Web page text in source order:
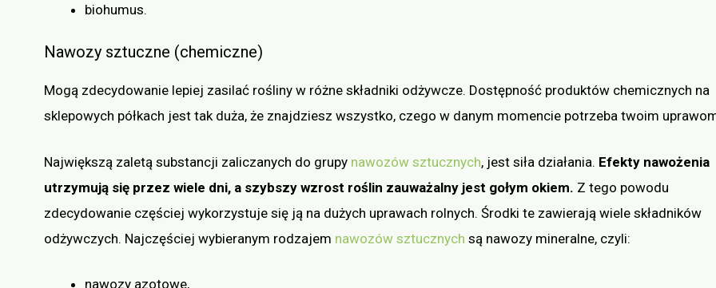
biohumus.
Nawozy sztuczne (chemiczne)
Mogą zdecydowanie lepiej zasilać rośliny w różne składniki odżywcze. Dostępność produktów chemicznych na
sklepowych półkach jest tak duża, że znajdziesz wszystko, czego w danym momencie potrzeba twoim
Największą zaletą substancji zaliczanych do grupy nawozów sztucznych, jest siła działania. Efekty nawożenia
utrzymują się przez wiele dni, a szybszy wzrost roślin zauważalny jest gołym okiem. Z tego powodu
zdecydowanie częściej wykorzystuje się ją na dużych uprawach rolnych. Środki te zawierają wiele składników
odżywczych. Najczęściej wybieranym rodzajem nawozów sztucznych są nawozy mineralne, czyli:
nawozy azotowe,